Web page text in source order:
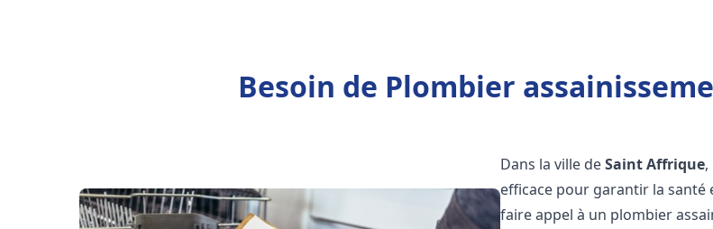
Besoin de Plombier
Dans la ville deSaint Affrique
efficace pour garantir la
faire appel à un plombier